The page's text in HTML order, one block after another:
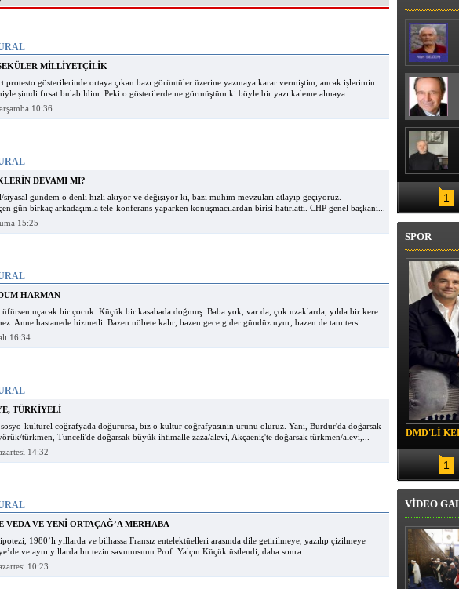
MİLLİYETÇİLİK
protesto gösterilerinde ortaya çıkan bazı görüntüler üzerine yazmaya karar vermiştim, ancak işlerimin
şimdi fırsat bulabildim. Peki o gösterilerde ne görmüştüm ki böyle bir yazı kaleme almaya...
10:36
DEVAMI MI?
siyasal gündem o denli hızlı akıyor ve değişiyor ki, bazı mühim mevzuları atlayıp geçiyoruz.
gün birkaç arkadaşımla tele-konferans yaparken konuşmacılardan birisi hatırlattı. CHP genel başkanı...
15:25
HARMAN
üfürsen uçacak bir çocuk. Küçük bir kasabada doğmuş. Baba yok, var da, çok uzaklarda, yılda bir kere
Anne hastanede hizmetli. Bazen nöbete kalır, bazen gece gider gündüz uyur, bazen de tam tersi....
16:34
TÜRKİYELİ
kültürel coğrafyada doğurursa, biz o kültür coğrafyasının ürünü oluruz. Yani, Burdur'da doğarsak
türkmen, Tunceli'de doğarsak büyük ihtimalle zaza/alevi, Akçaeniş'te doğarsak türkmen/alevi,...
14:32
VEDA VE YENİ ORTAÇAĞ’A MERHABA
1980’lı yıllarda ve bilhassa Fransız entelektüelleri arasında dile getirilmeye, yazılıp çizilmeye
ve aynı yıllarda bu tezin savunusunu Prof. Yalçın Küçük üstlendi, daha sonra...
10:23
1
SPOR
DMD'Lİ
1
VİDEO